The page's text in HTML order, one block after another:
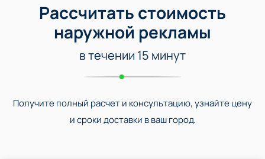
Рассчитать стоимость
наружной рекламы
в течении 15 минут
Получите полный расчет и консультацию, узнайте цену
и сроки доставки в ваш город.